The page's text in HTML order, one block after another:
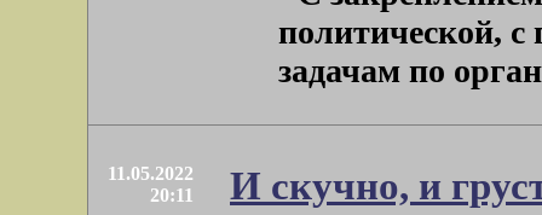
политической,
задачам по
11.05.2022
20:11
И скучно, и